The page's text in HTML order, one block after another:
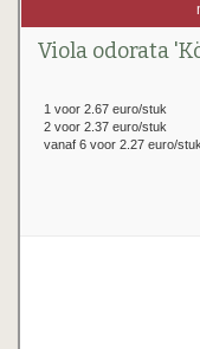
Viola odorata
1 voor 2.67 euro/stuk
2 voor 2.37 euro/stuk
vanaf 6 voor 2.27 euro/